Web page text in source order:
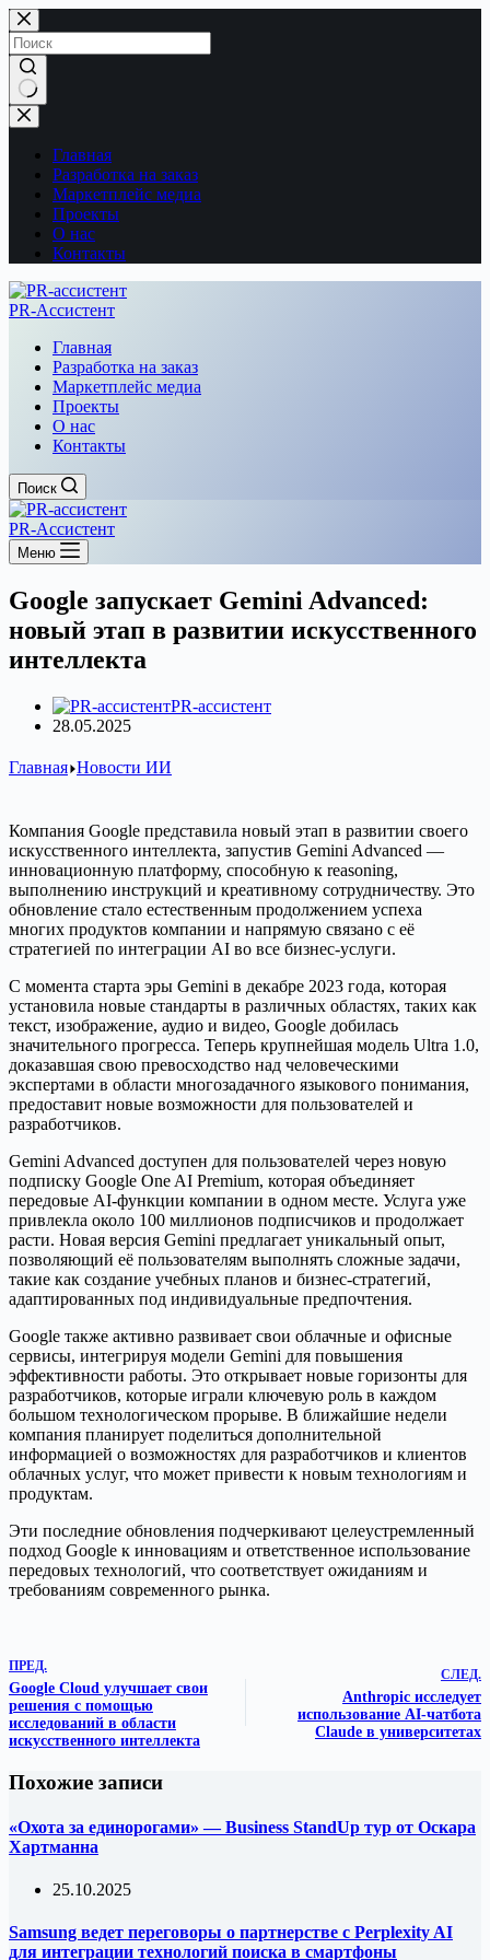
Перейти
к
сути
Ничего
не
найденоГлавная
Разработка на заказ
Маркетплейс медиа
Проекты
О нас
Контакты
PR-Ассистент
Главная
Разработка на заказ
Маркетплейс медиа
Проекты
О нас
Контакты
Поиск
PR-Ассистент
Меню
Google запускает Gemini Advanced:
новый этап в развитии искусственного
интеллекта
PR-ассистент
28.05.2025
Главная Новости ИИ
Компания Google представила новый этап в развитии своего
искусственного интеллекта, запустив Gemini Advanced —
инновационную платформу, способную к reasoning,
выполнению инструкций и креативному сотрудничеству. Это
обновление стало естественным продолжением успеха
многих продуктов компании и напрямую связано с её
стратегией по интеграции AI во все бизнес-услуги.
С момента старта эры Gemini в декабре 2023 года, которая
установила новые стандарты в различных областях, таких как
текст, изображение, аудио и видео, Google добилась
значительного прогресса. Теперь крупнейшая модель Ultra 1.0,
доказавшая свою превосходство над человеческими
экспертами в области многозадачного языкового понимания,
предоставит новые возможности для пользователей и
разработчиков.
Gemini Advanced доступен для пользователей через новую
подписку Google One AI Premium, которая объединяет
передовые AI-функции компании в одном месте. Услуга уже
привлекла около 100 миллионов подписчиков и продолжает
расти. Новая версия Gemini предлагает уникальный опыт,
позволяющий её пользователям выполнять сложные задачи,
такие как создание учебных планов и бизнес-стратегий,
адаптированных под индивидуальные предпочтения.
Google также активно развивает свои облачные и офисные
сервисы, интегрируя модели Gemini для повышения
эффективности работы. Это открывает новые горизонты для
разработчиков, которые играли ключевую роль в каждом
большом технологическом прорыве. В ближайшие недели
компания планирует поделиться дополнительной
информацией о возможностях для разработчиков и клиентов
облачных услуг, что может привести к новым технологиям и
продуктам.
Эти последние обновления подчеркивают целеустремленный
подход Google к инновациям и ответственное использование
передовых технологий, что соответствует ожиданиям и
требованиям современного рынка.
ПРЕД.
Google Cloud улучшает свои
решения с помощью
исследований в области
искусственного интеллекта
СЛЕД.
Anthropic исследует
использование AI-чатбота
Claude в университетах
Похожие записи
«Охота за единорогами» — Business StandUp тур от Оскара
Хартманна
25.10.2025
Samsung ведет переговоры о партнерстве с Perplexity AI
для интеграции технологий поиска в смартфоны